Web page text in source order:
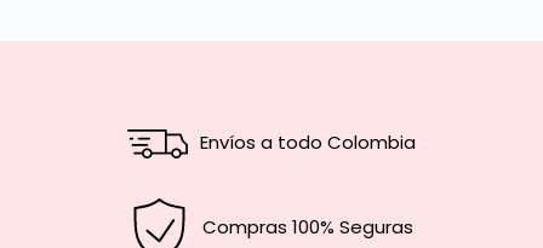
Envíos a todo Colombia
Compras 100% Seguras